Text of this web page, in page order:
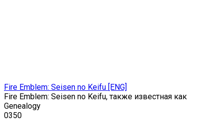
Fire Emblem: Seisen no Keifu [ENG]
Fire Emblem: Seisen no Keifu, также известная как
Genealogy
0350